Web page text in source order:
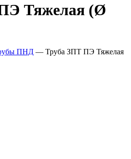
Тяжелая (Ø
ПНД — Труба ЗПТ ПЭ Тяжелая